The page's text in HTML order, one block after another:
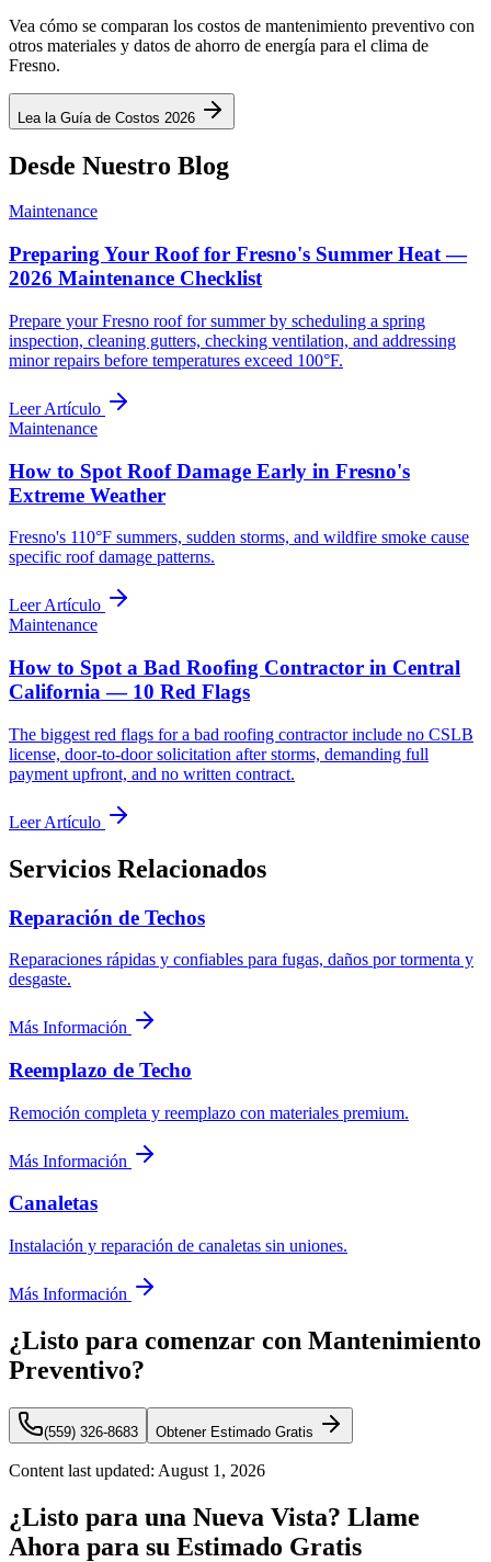
Vea cómo se comparan los costos de mantenimiento preventivo con
otros materiales y datos de ahorro de energía para el clima de
Fresno.
Lea la Guía de Costos 2026
Desde Nuestro Blog
Maintenance
Preparing Your Roof for Fresno's Summer Heat —
2026 Maintenance Checklist
Prepare your Fresno roof for summer by scheduling a spring
inspection, cleaning gutters, checking ventilation, and addressing
minor repairs before temperatures exceed 100°F.
Leer Artículo
Maintenance
How to Spot Roof Damage Early in Fresno's
Extreme Weather
Fresno's 110°F summers, sudden storms, and wildfire smoke cause
specific roof damage patterns.
Leer Artículo
Maintenance
How to Spot a Bad Roofing Contractor in Central
California — 10 Red Flags
The biggest red flags for a bad roofing contractor include no CSLB
license, door-to-door solicitation after storms, demanding full
payment upfront, and no written contract.
Leer Artículo
Servicios Relacionados
Reparación de Techos
Reparaciones rápidas y confiables para fugas, daños por tormenta y
desgaste.
Más Información
Reemplazo de Techo
Remoción completa y reemplazo con materiales premium.
Más Información
Canaletas
Instalación y reparación de canaletas sin uniones.
Más Información
¿Listo para comenzar con Mantenimiento
Preventivo?
(559) 326-8683 Obtener Estimado Gratis
Content last updated: August 1, 2026
¿Listo para una Nueva Vista? Llame
Ahora para su Estimado Gratis